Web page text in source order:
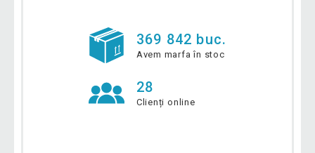
369 842 buc.
Avem marfa în stoc
28
Clienți online